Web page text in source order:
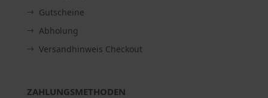
Gutscheine
Abholung
Versandhinweis Checkout
ZAHLUNGSMETHODEN